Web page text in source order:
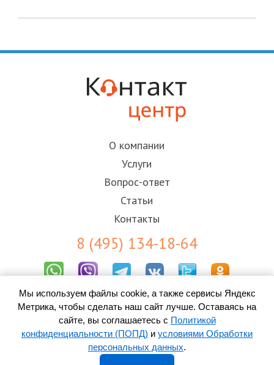
О компании
Услуги
Вопрос-ответ
Статьи
Контакты
8 (495) 134-18-64
Результаты СОУТ
Пользовательское соглашение
Политика конфиденциальности (ПОПД)
Согласие на обработку персональных данных
Мы используем файлы cookie, а также сервисы Яндекс
Метрика, чтобы сделать наш сайт лучше. Оставаясь на
сайте, вы соглашаетесь с Политикой
конфиденциальности (ПОПД) и условиями Обработки
персональных данных.